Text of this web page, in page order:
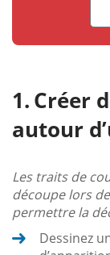
Créer
autour
Les traits de
découpe lors
permettre la
Dessinez